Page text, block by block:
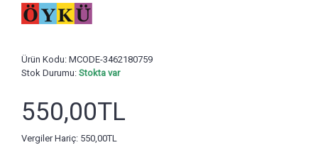
Ürün Kodu: MCODE-3462180759
Stok Durumu: Stokta var
550,00TL
Vergiler Hariç: 550,00TL